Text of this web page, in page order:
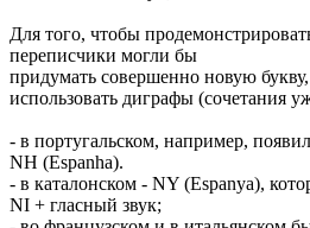
Для того, чтобы
переписчики могли бы
придумать совершенно новую
использовать диграфы (сочетания
- в португальском, например,
NH (Espanha).
- в каталонском - NY (Espanya),
NI + гласный звук;